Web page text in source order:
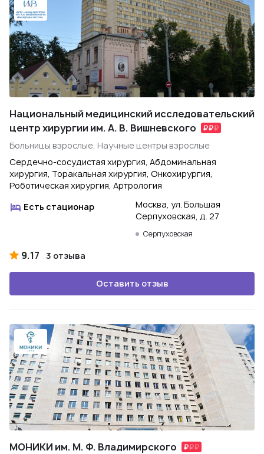
Национальный медицинский исследовательский
центр хирургии им. А. В. Вишневского
Больницы взрослые, Научные центры взрослые
Сердечно-сосудистая хирургия, Абдоминальная
хирургия, Торакальная хирургия, Онкохирургия,
Роботическая хирургия, Артрология
Есть стационар
Москва, ул. Большая
Серпуховская, д. 27
Серпуховская
9.17 3 отзыва
Оставить отзыв
МОНИКИ им. М. Ф. Владимирского